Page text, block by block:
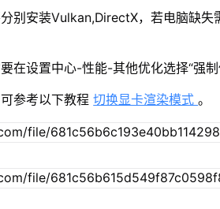
别安装Vulkan,DirectX，若电脑缺失
在设置中心-性能-其他优化选择“强制
参考以下教程切换显卡渲染模式。